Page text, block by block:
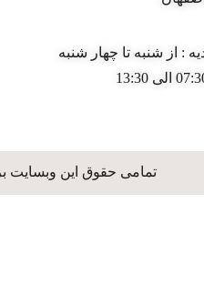
: از شنبه تا چهار شنبه
تمامی حقوق این وبسایت